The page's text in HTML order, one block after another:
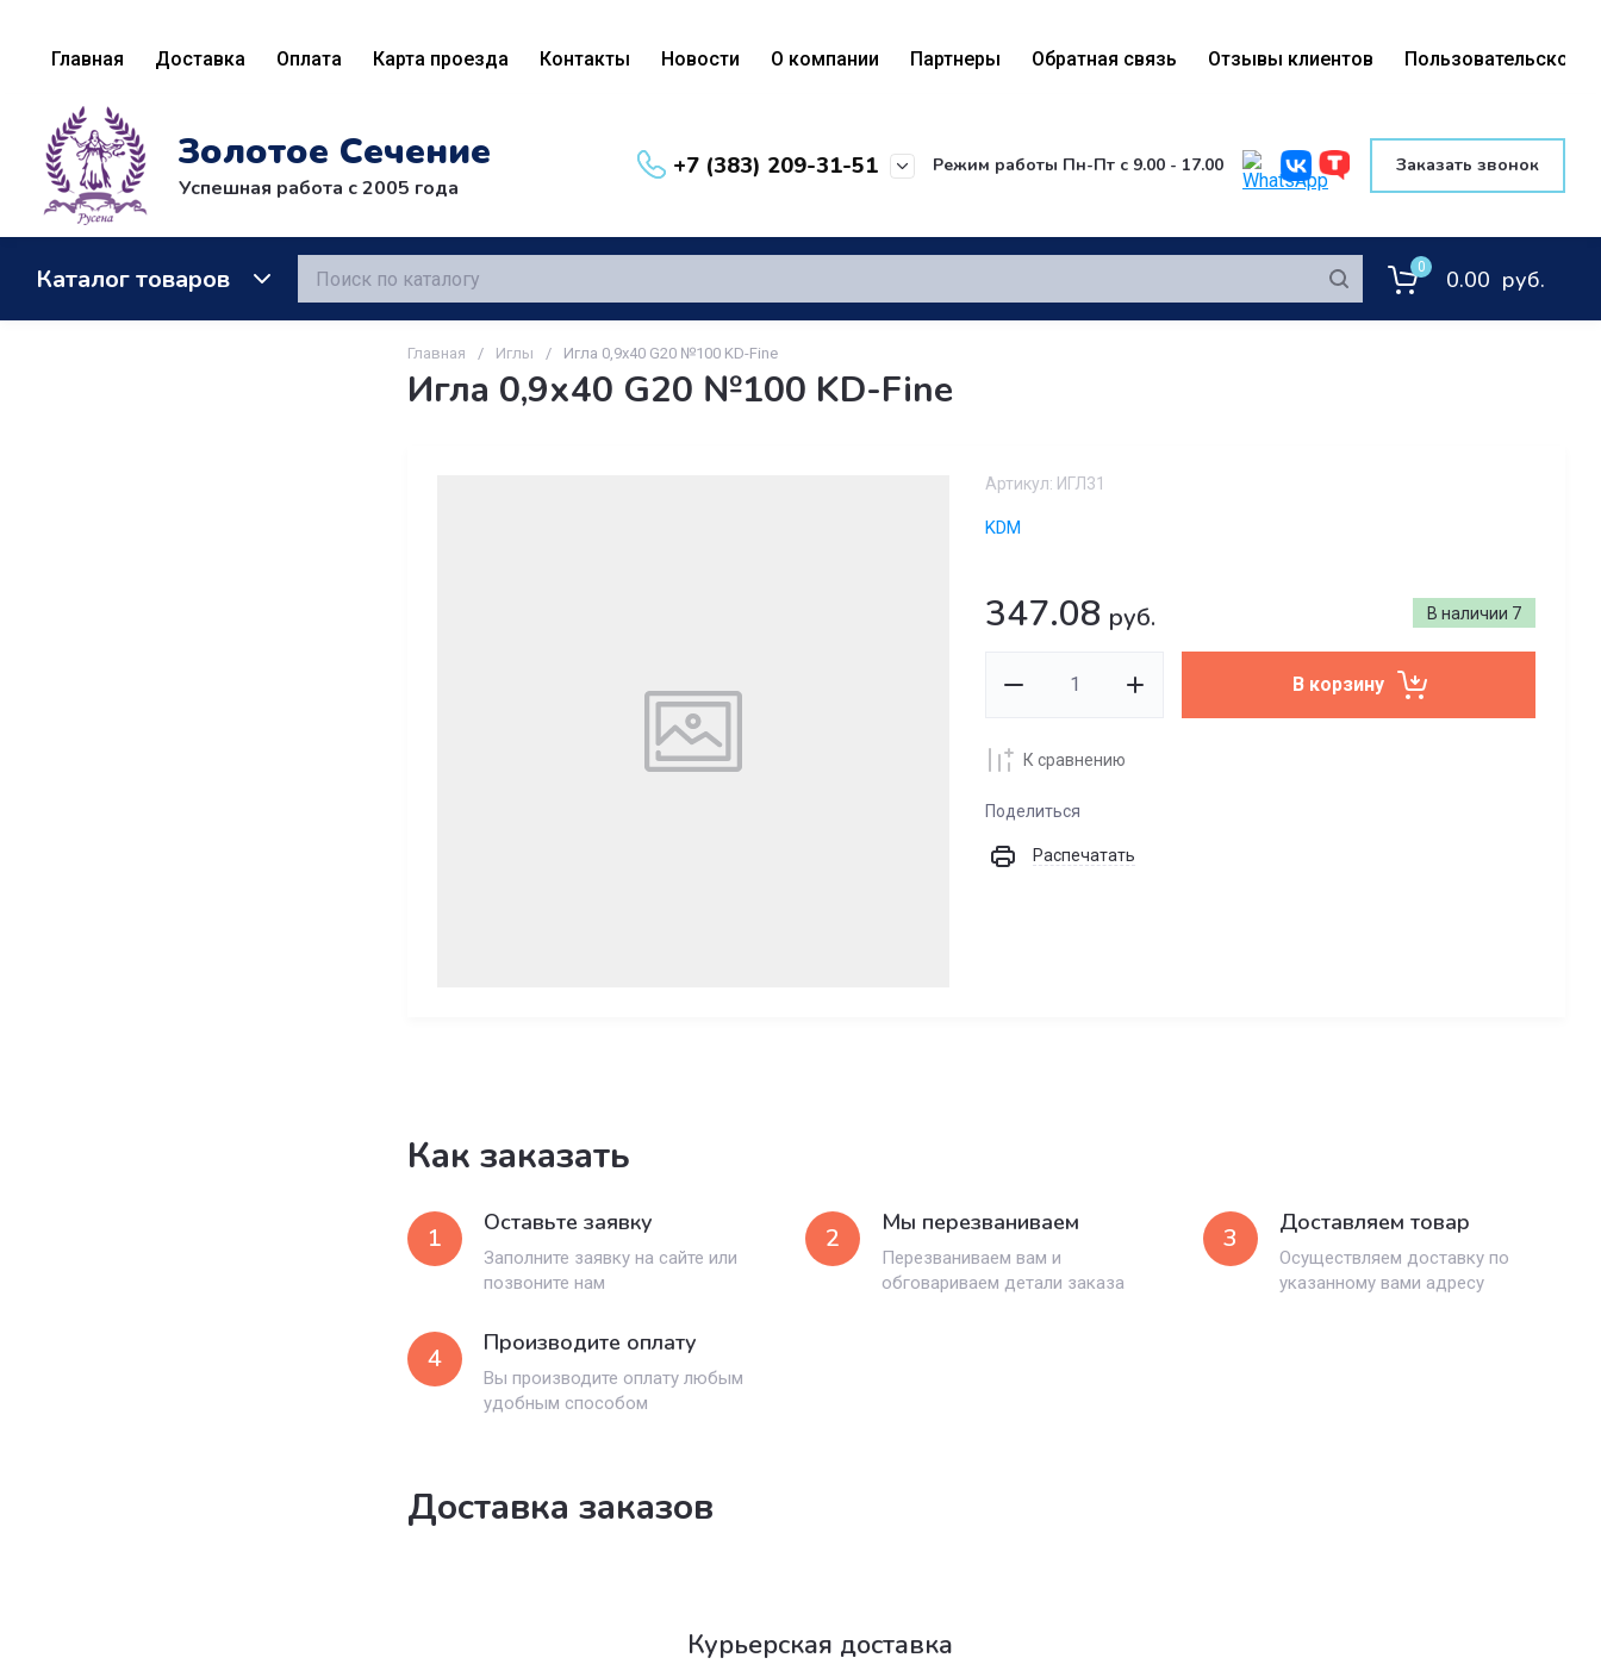
Главная Доставка Оплата Карта проезда Контакты Новости О компании Партнеры Обратная связь Отзывы клиентов Пользовательское
Золотое Сечение
Успешная работа с 2005 года
+7 (383) 209-31-51 Режим работы Пн-Пт с 9.00 - 17.00 Заказать звонок
Каталог товаров 0 0.00 руб.
Главная / Иглы / Игла 0,9х40 G20 №100 KD-Fine
Игла 0,9х40 G20 №100 KD-Fine
Артикул: ИГЛ31
KDM
В наличии 7
347.08 руб.
В корзину
К сравнению
Поделиться
Распечатать
Как заказать
1 Оставьте заявку
Заполните заявку на сайте или
позвоните нам
2 Мы перезваниваем
Перезваниваем вам и
обговариваем детали заказа
3 Доставляем товар
Осуществляем доставку по
указанному вами адресу
4 Производите оплату
Вы производите оплату любым
удобным способом
Доставка заказов
Курьерская доставка